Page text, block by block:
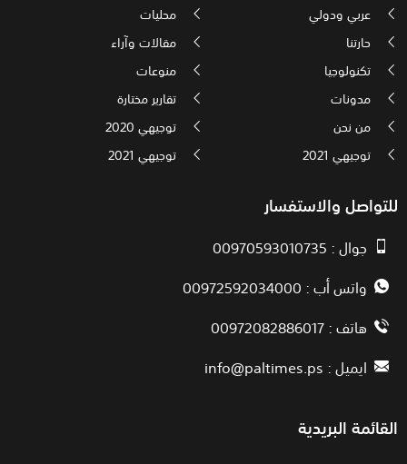
عربي ودولي
محليات
حارتنا
مقالات وآراء
تكنولوجيا
منوعات
مدونات
تقارير مختارة
من نحن
توجيهي 2020
توجيهي 2021
توجيهي 2021
للتواصل والاستفسار
جوال : 00970593010735
واتس أب : 00972592034000
هاتف : 00972082886017
ايميل :info@paltimes.ps
القائمة البريدية